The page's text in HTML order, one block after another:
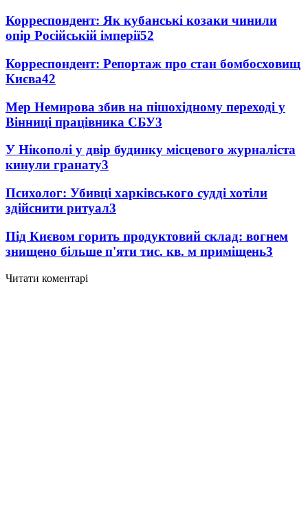
Корреспондент: Як кубанські козаки чинили
опір Російській імперії52
Корреспондент: Репортаж про стан бомбосховищ
Києва42
Мер Немирова збив на пішохідному переході у
Вінниці працівника СБУ3
У Нікополі у двір будинку місцевого журналіста
кинули гранату3
Психолог: Убивці харківського судді хотіли
здійснити ритуал3
Під Києвом горить продуктовий склад: вогнем
знищено більше п'яти тис. кв. м приміщень3
Читати коментарі